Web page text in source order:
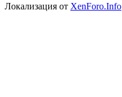
Локализация от XenForo.Info